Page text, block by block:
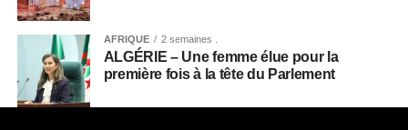
AFRIQUE 2 semaines .
ALGÉRIE – Une femme élue pour la
première fois à la tête du Parlement